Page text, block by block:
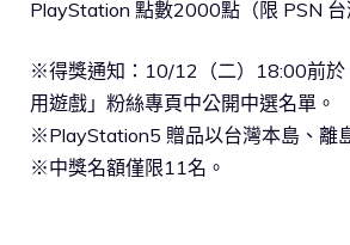
PlayStation 點數2000點（限 PSN
※得獎通知：10/12（二）18:00前於
用遊戲」粉絲專頁中公開中選名單。
※PlayStation5 贈品以台灣本島、離
※中獎名額僅限11名。